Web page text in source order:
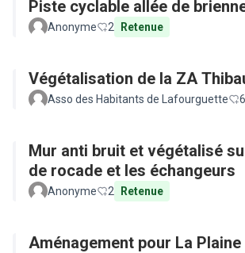
Piste cyclable allée de
Anonyme 2 Retenue
Végétalisation de la ZA
Asso des Habitants de Lafourguette 6
Mur anti bruit et végétalisé
de rocade et les échangeurs
Anonyme 2 Retenue
Aménagement pour La Plaine